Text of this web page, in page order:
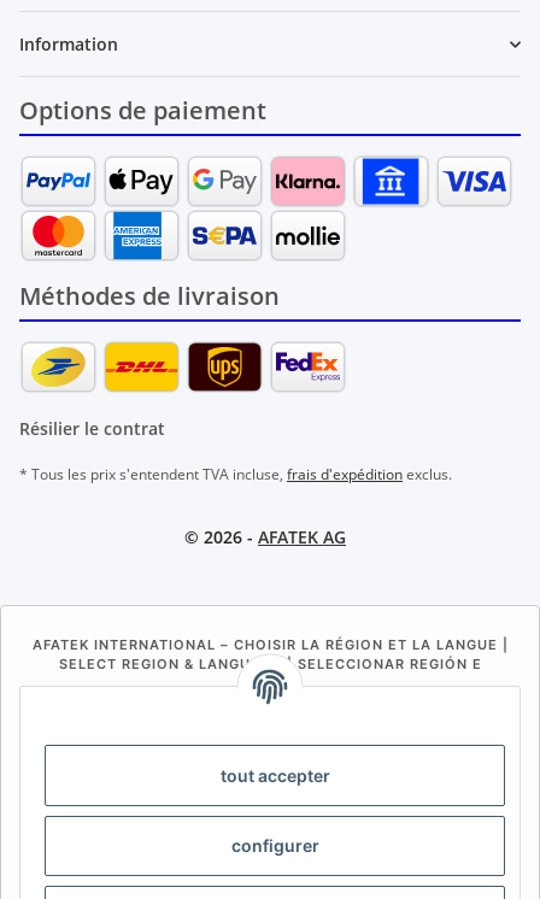
tout accepter
configurer
Information
Options de paiement
Méthodes de livraison
Résilier le contrat
* Tous les prix s'entendent TVA incluse, frais d'expéditionexclus.
© 2026 - AFATEK AG
AFATEK INTERNATIONAL – CHOISIR LA RÉGION ET LA LANGUE |
SELECT REGION & LANGUAGE | SELECCIONAR REGIÓN E
IDIOMA
BE (NL) BE (FR)
FR IT ES DK PL
USA